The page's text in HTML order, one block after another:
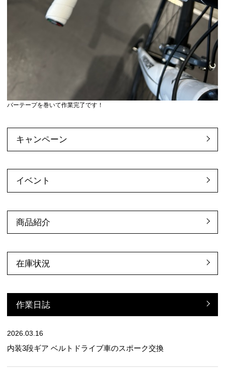
バーテープを巻いて作業完了です！
キャンペーン
イベント
商品紹介
在庫状況
作業日誌
2026.03.16
内装3段ギア ベルトドライブ車のスポーク交換